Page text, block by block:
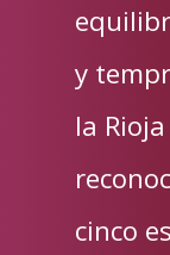
y
la
cinco